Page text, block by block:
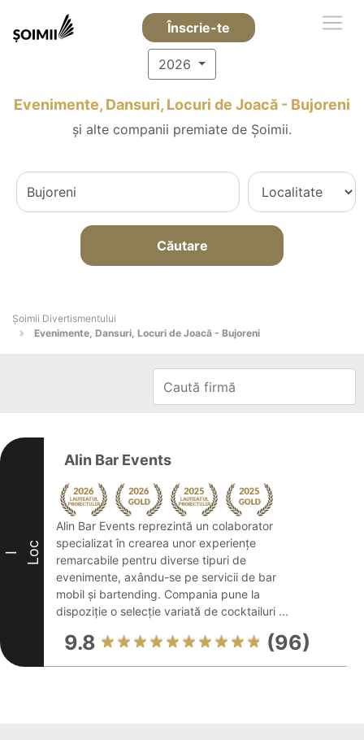
Înscrie-te
2026
Evenimente, Dansuri, Locuri de Joacă - Bujoreni
și alte companii premiate de Șoimii.
Căutare
Şoimii Divertismentului
Evenimente, Dansuri, Locuri de Joacă - Bujoreni
I Loc
Alin Bar Events
Alin Bar Events reprezintă un colaborator
specializat în crearea unor experiențe
remarcabile pentru diverse tipuri de
evenimente, axându-se pe servicii de bar
mobil și bartending. Compania pune la
dispoziție o selecție variată de cocktailuri ...
9.8 (96)